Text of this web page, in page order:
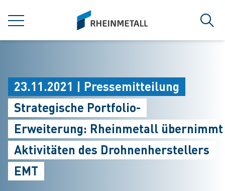
MENÜ
siteLogo
23.11.2021 | Pressemitteilung
Strategische Portfolio-
Erweiterung: Rheinmetall übernimmt
Aktivitäten des Drohnenherstellers
EMT